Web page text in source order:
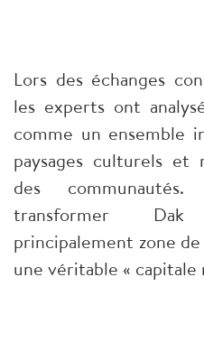
Lors des échanges
les experts ont
comme un ensemble
paysages culturels et
des
transformer Dak
principalement zone
une véritable « capitale